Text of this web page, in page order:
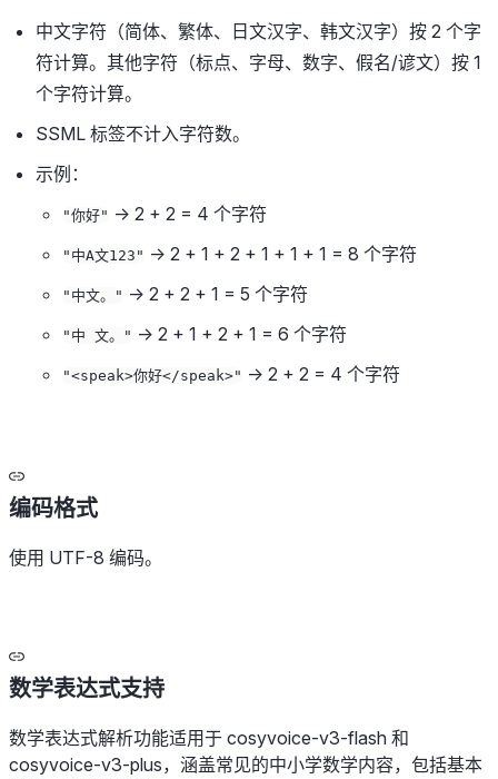
中文字符（简体、繁体、日文汉字、韩文汉字）按 2 个字
符计算。其他字符（标点、字母、数字、假名/谚文）按 1
个字符计算。
SSML 标签不计入字符数。
示例：
"你好" → 2 + 2 = 4 个字符
"中A文123" → 2 + 1 + 2 + 1 + 1 + 1 = 8 个字符
"中文。" → 2 + 2 + 1 = 5 个字符
"中 文。" → 2 + 1 + 2 + 1 = 6 个字符
"<speak>你好</speak>" → 2 + 2 = 4 个字符
编码格式
使用 UTF-8 编码。
数学表达式支持
数学表达式解析功能适用于 cosyvoice-v3-flash 和
cosyvoice-v3-plus，涵盖常见的中小学数学内容，包括基本